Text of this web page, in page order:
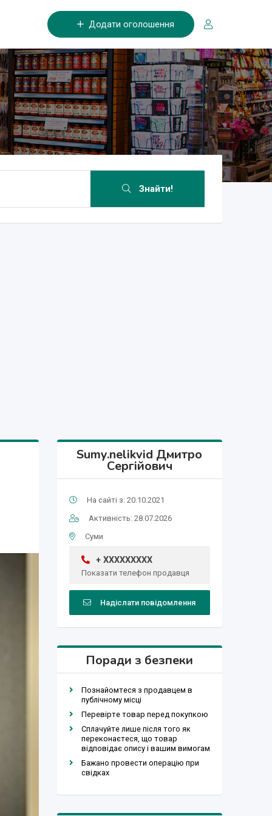
Додати оголошення
Знайти!
Sumy.nelikvid Дмитро
Сергійович
На сайті з: 20.10.2021
Активність: 28.07.2026
Суми
+ XXXXXXXXX
Показати телефон продавця
Надіслати повідомлення
Поради з безпеки
Познайомтеся з продавцем в
публічному місці
Перевірте товар перед покупкою
Сплачуйте лише після того як
переконаєтеся, що товар
відповідає опису і вашим вимогам
Бажано провести операцію при
свідках